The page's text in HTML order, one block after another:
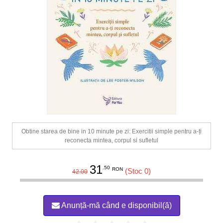
Obtine starea de bine in 10 minute pe zi: Exercitii simple pentru a-ți
reconecta mintea, corpul si sufletul
42.00 31.50 RON (Stoc 0)
Anunță-mă când e disponibil(ă)